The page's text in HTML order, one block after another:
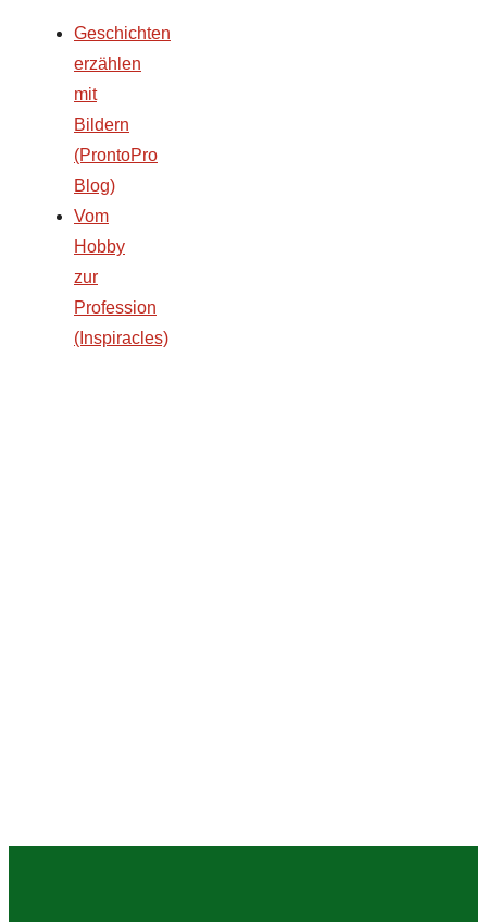
Geschichten
erzählen
mit
Bildern
(ProntoPro
Blog)
Vom
Hobby
zur
Profession
(Inspiracles)